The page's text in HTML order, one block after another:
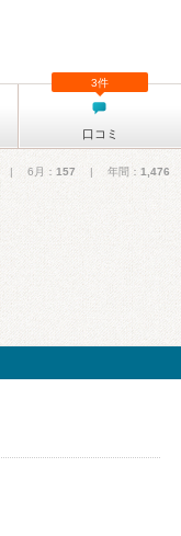
口コミ
3件
| 6月： 157 | 年間： 1,476